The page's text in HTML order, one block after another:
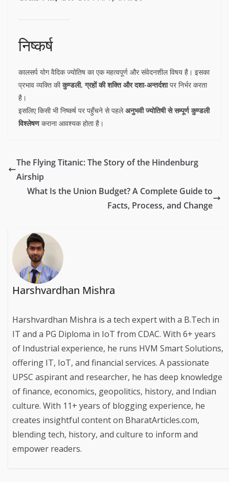
निष्कर्ष
कालसर्प योग वैदिक ज्योतिष का एक महत्वपूर्ण और संवेदनशील विषय है। इसका
प्रभाव व्यक्ति कीकुण्डली, ग्रहों की शक्ति और दशा-अन्तर्दशापर निर्भर करता
है।
इसलिए किसी भी निष्कर्ष पर पहुँचने से पहलेअनुभवी ज्योतिषी से सम्पूर्ण कुण्डली
विश्लेषणकराना आवश्यक होता है।
The Flying Titanic: The Story of the Hindenburg
Airship
What Is the Union Budget? A Complete Guide to
Facts, Process, and Change
Harshvardhan Mishra
Harshvardhan Mishra is a tech expert with a B.Tech in
IT and a PG Diploma in IoT from CDAC. With 6+ years
of Industrial experience, he runs HVM Smart Solutions,
offering IT, IoT, and financial services. A passionate
UPSC aspirant and researcher, he has deep knowledge
of finance, economics, geopolitics, history, and Indian
culture. With 11+ years of blogging experience, he
creates insightful content on BharatArticles.com,
blending tech, history, and culture to inform and
empower readers.